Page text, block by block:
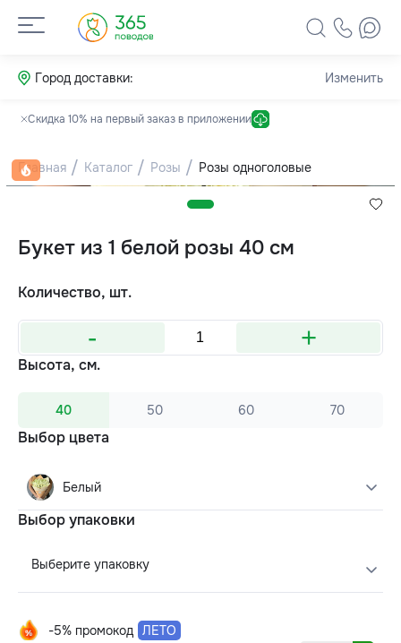
Город доставки: Изменить
Скидка 10% на первый заказ в приложении
Главная Каталог Розы Розы одноголовые
Букет из 1 белой розы 40 см
Количество, шт.
- +
Высота, см.
40 50 60 70
Выбор цвета
Белый
Выбор упаковки
Выберите упаковку
-5% промокод ЛЕТО